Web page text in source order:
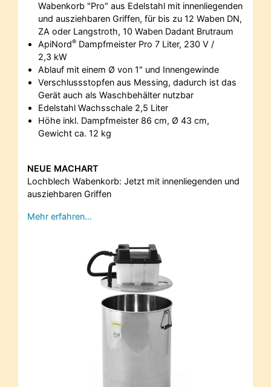
Wabenkorb "Pro" aus Edelstahl mit innenliegenden
und ausziehbaren Griffen, für bis zu 12 Waben DN,
ZA oder Langstroth, 10 Waben Dadant Brutraum
ApiNord®Dampfmeister Pro 7 Liter, 230 V /
2,3 kW
Ablauf mit einem Ø von 1" und Innengewinde
Verschlussstopfen aus Messing, dadurch ist das
Gerät auch als Waschbehälter nutzbar
Edelstahl Wachsschale 2,5 Liter
Höhe inkl. Dampfmeister 86 cm, Ø 43 cm,
Gewicht ca. 12 kg
NEUE MACHART
Lochblech Wabenkorb: Jetzt mit innenliegenden und
ausziehbaren Griffen
Mehr erfahren…